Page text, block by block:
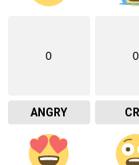
0
ANGRY
0